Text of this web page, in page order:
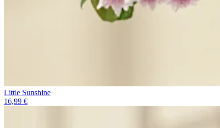
Little Sunshine
16,99 €